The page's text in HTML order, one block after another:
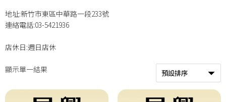
地址:新竹市東區中華路一段233號
連絡電話:03-5421936
店休日:週日店休
顯示單一結果